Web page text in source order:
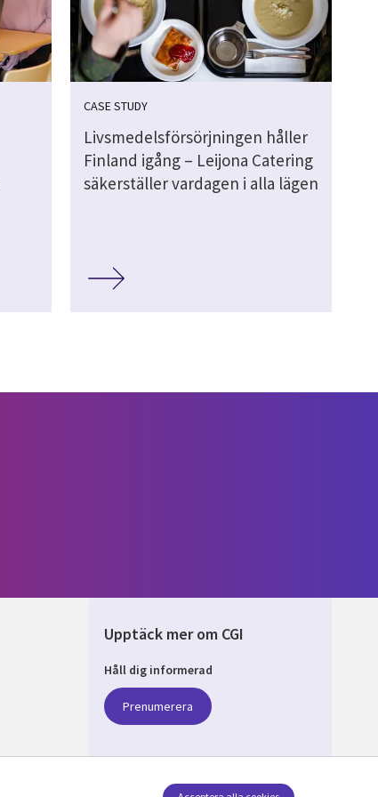
CASE STUDY
Livsmedelsförsörjningen håller
Finland igång – Leijona Catering
säkerställer vardagen i alla lägen
Upptäck mer om CGI
Håll dig informerad
Prenumerera